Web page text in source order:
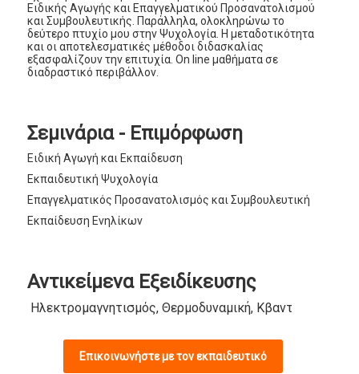
Ειδικής Αγωγής και Επαγγελματικού Προσανατολισμού
και Συμβουλευτικής. Παράλληλα, ολοκληρώνω το
δεύτερο πτυχίο μου στην Ψυχολογία. Η μεταδοτικότητα
και οι αποτελεσματικές μέθοδοι διδασκαλίας
εξασφαλίζουν την επιτυχία. On line μαθήματα σε
διαδραστικό περιβάλλον.
Σεμινάρια - Επιμόρφωση
Ειδική Αγωγή και Εκπαίδευση
Εκπαιδευτική Ψυχολογία
Επαγγελματικός Προσανατολισμός και Συμβουλευτική
Εκπαίδευση Ενηλίκων
Αντικείμενα Εξειδίκευσης
Ηλεκτρομαγνητισμός, Θερμοδυναμική,
Επικοινωνήστε με τον εκπαιδευτικό